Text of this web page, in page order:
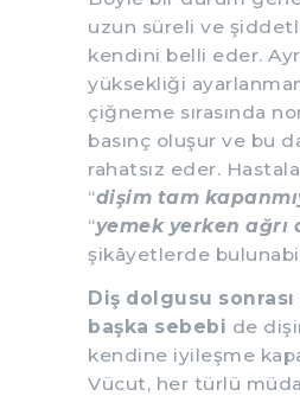
uzun süreli ve
kendini belli eder.
yüksekliği
çiğneme sırasında
basınç oluşur ve bu
rahatsız eder.
“dişim tam
“yemek yerken ağrı
şikâyetlerde
Diş dolgusu sonrası
başka sebebi de
kendine iyileşme
Vücut, her türlü